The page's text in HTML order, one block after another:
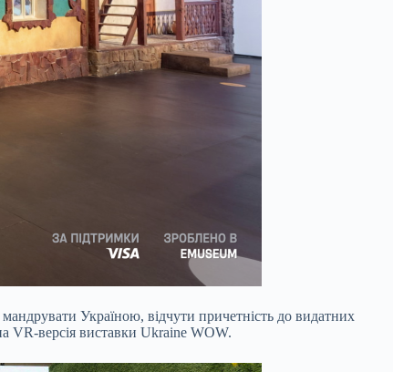
Україною, відчути причетність до видатних
VR-версія виставки Ukraine WOW.